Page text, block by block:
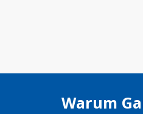
Warum